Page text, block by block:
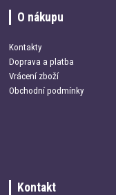
O nákupu
Kontakty
Doprava a platba
Vrácení zboží
Obchodní podmínky
Kontakt